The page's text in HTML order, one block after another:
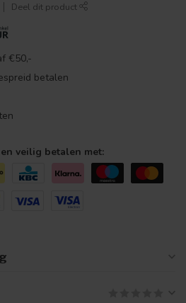
Deel dit product
€50,-
betalen
veilig betalen met: